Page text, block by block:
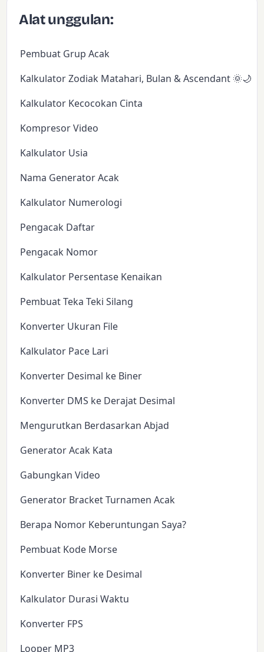
Alat unggulan:
Pembuat Grup Acak
Kalkulator Zodiak Matahari, Bulan & Ascendant 🌞🌙✨
Kalkulator Kecocokan Cinta
Kompresor Video
Kalkulator Usia
Nama Generator Acak
Kalkulator Numerologi
Pengacak Daftar
Pengacak Nomor
Kalkulator Persentase Kenaikan
Pembuat Teka Teki Silang
Konverter Ukuran File
Kalkulator Pace Lari
Konverter Desimal ke Biner
Konverter DMS ke Derajat Desimal
Mengurutkan Berdasarkan Abjad
Generator Acak Kata
Gabungkan Video
Generator Bracket Turnamen Acak
Berapa Nomor Keberuntungan Saya?
Pembuat Kode Morse
Konverter Biner ke Desimal
Kalkulator Durasi Waktu
Konverter FPS
Looper MP3